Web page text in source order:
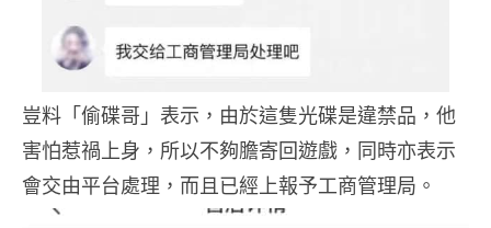
豈料「偷碟哥」表示，由於這隻光碟是違禁品，他
害怕惹禍上身，所以不夠膽寄回遊戲，同時亦表示
會交由平台處理，而且已經上報予工商管理局。